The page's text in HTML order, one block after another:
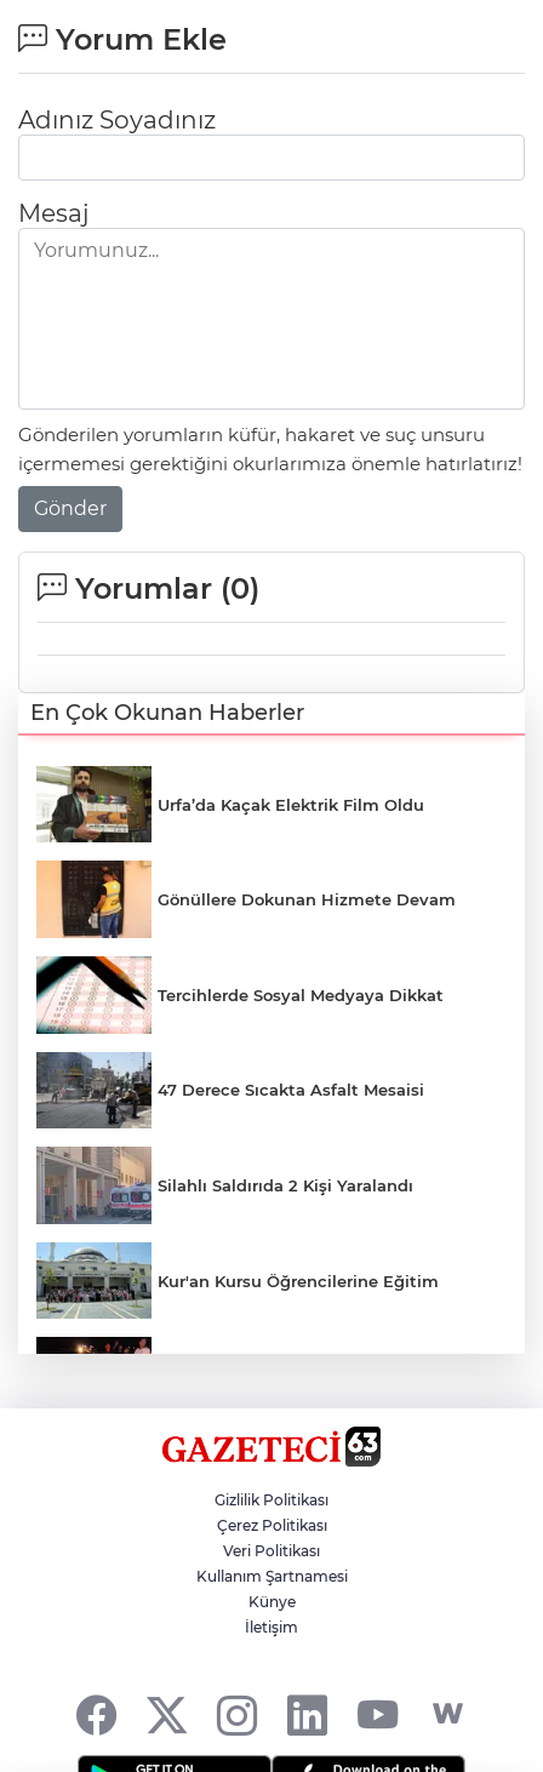
Yorum Ekle
Adınız Soyadınız
Mesaj
Gönderilen yorumların küfür, hakaret ve suç unsuru
içermemesi gerektiğini okurlarımıza önemle hatırlatırız!
Gönder
Yorumlar (0)
En Çok Okunan Haberler
Urfa’da Kaçak Elektrik Film Oldu
Gönüllere Dokunan Hizmete Devam
Tercihlerde Sosyal Medyaya Dikkat
47 Derece Sıcakta Asfalt Mesaisi
Silahlı Saldırıda 2 Kişi Yaralandı
Kur'an Kursu Öğrencilerine Eğitim
Siverek’te Mahmut Gülel Dönemi
Filistin Konvoyuna Coşkulu Karşılama
Gizlilik Politikası
Çerez Politikası
Veri Politikası
Kullanım Şartnamesi
Künye
İletişim